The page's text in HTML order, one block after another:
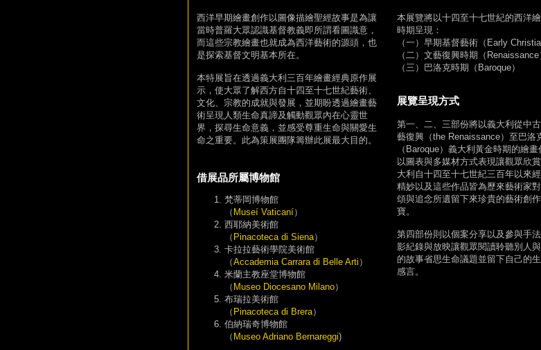
西洋早期繪畫創作以圖像描繪聖經故事是為讓
當時普羅大眾認識基督教義即所謂看圖識意，
而這些宗教繪畫也就成為西洋藝術的源頭，也
是探索基督文明基本所在。
本特展旨在透過義大利三百年繪畫經典原作展
示，使大眾了解西方自十四至十七世紀藝術、
文化、宗教的成就與發展，並期盼透過繪畫藝
術呈現人類生命真諦及觸動觀眾內在心靈世
界，探尋生命意義，並感受尊重生命與關愛生
命之重要。此為策展團隊籌辦此展最大目的。
借展品所屬博物館
梵蒂岡博物館
（ Museí Vaticaní）
西耶納美術館
（ Pinacoteca di Siena）
卡拉拉藝術學院美術館
（Accademia Carrara di Belle Arti ）
米蘭主教座堂博物館
（ Museo Diocesano Milano）
布瑞拉美術館
（ Pinacoteca di Brera）
伯納瑞奇博物館
（ Museo Adriano Bernareggi)
本展覽將以十四至十七世紀的西洋
時期呈現：
（一）早期基督藝術（Early
（二）文藝復興時期（Renaissance
（三）巴洛克時期（Baroque）
展覽呈現方式
第一、二、三部份將以義大利從中
藝復興（the Renaissance）至巴洛
（Baroque）義大利黃金時期的繪
以圖表與多媒材方式表現讓觀眾欣
大利自十四至十七世紀三百年以來
精妙以及這些作品皆為歷來藝術家
頌與追念所遺留下來珍貴的藝術創
寶。
第四部份則以個案分享以及參與手
影紀錄與放映讓觀眾閱讀聆聽別人
的故事省思生命議題並留下自己的
感言。